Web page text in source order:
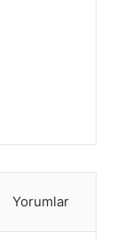
Yorumlar